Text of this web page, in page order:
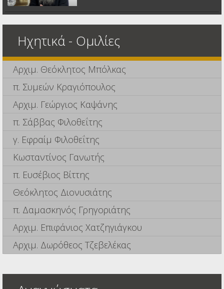
Ηχητικά - Ομιλίες
Αρχιμ. Θεόκλητος Μπόλκας
π. Συμεών Κραγιόπουλος
Αρχιμ. Γεώργιος Καψάνης
π. Σάββας Φιλοθεΐτης
γ. Εφραίμ Φιλοθεΐτης
Κωσταντίνος Γανωτής
π. Ευσέβιος Βίττης
Θεόκλητος Διονυσιάτης
π. Δαμασκηνός Γρηγοριάτης
Αρχιμ. Επιφάνιος Χατζηγιάγκου
Αρχιμ. Δωρόθεος Τζεβελέκας